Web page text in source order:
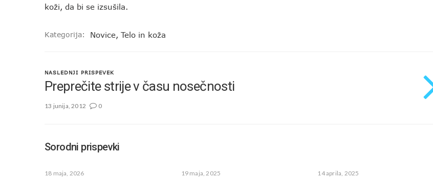
koži, da bi se izsušila.
Kategorija: Novice, Telo in koža
NASLEDNJI PRISPEVEK
Preprečite strije v času nosečnosti
13 junija, 2012 0
Sorodni prispevki
18 maja, 2026 19 maja, 2025 14 aprila, 2025